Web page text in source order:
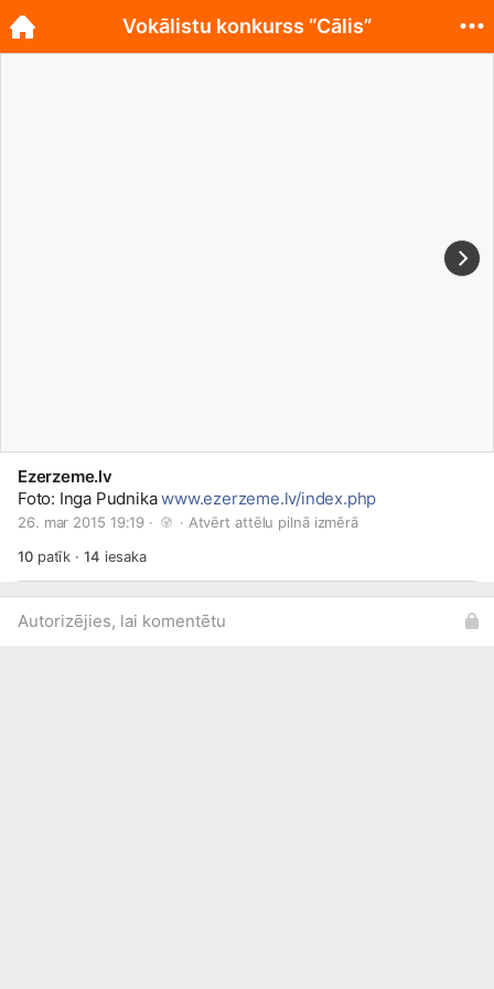
Ezerzeme.lv
Foto: Inga Pudnikawww.ezerzeme.lv/index.php
26. mar 2015 19:19 · · Atvērt attēlu pilnā izmērā
10patīk · 14 iesaka
Autorizējies, lai komentētu
Vokālistu konkurss “Cālis”